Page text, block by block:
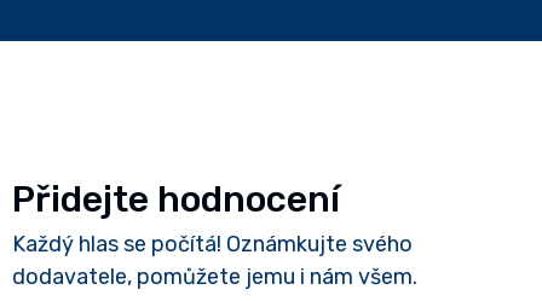
Přidejte hodnocení
Každý hlas se počítá! Oznámkujte svého
dodavatele, pomůžete jemu i nám všem.